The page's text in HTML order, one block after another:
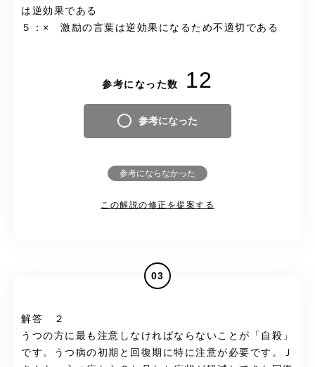
は逆効果である
５：× 激励の言葉は逆効果になるため不適切である
参考になった数 12
参考になった
参考にならなかった
この解説の修正を提案する
03
解答 ２
うつの方に最も注意しなければならないことが「自殺」
です。うつ病の初期と回復期に特に注意が必要です。Ｊ